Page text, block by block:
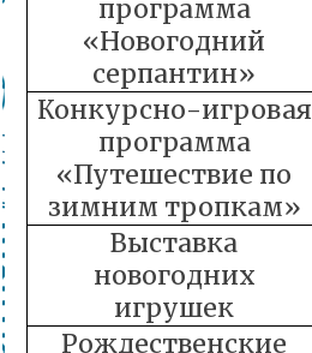
программа
«Новогодний
серпантин»
Конкурсно-игровая
программа
«Путешествие по
зимним тропкам»
Выставка
новогодних
игрушек
Рождественские